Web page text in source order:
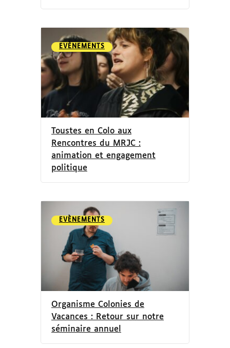
EVÈNEMENTS
Toustes en Colo aux
Rencontres du MRJC :
animation et engagement
politique
EVÈNEMENTS
Organisme Colonies de
Vacances : Retour sur notre
séminaire annuel